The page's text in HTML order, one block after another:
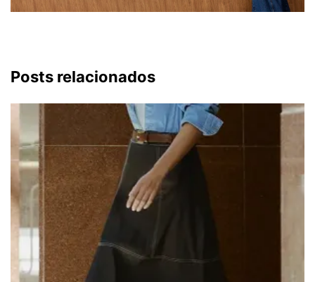
Posts relacionados